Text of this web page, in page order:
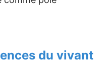
du vivant